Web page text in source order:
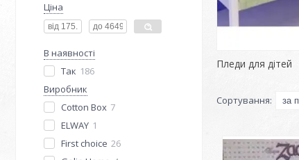
Ціна
В наявності
Так 186
Виробник
Cotton Box 7
ELWAY 1
First choice 26
Пледи для дітей